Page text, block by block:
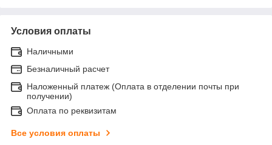
Условия оплаты
Наличными
Безналичный расчет
Наложенный платеж (Оплата в отделении почты при
получении)
Оплата по реквизитам
Все условия оплаты